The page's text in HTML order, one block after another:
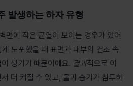
발생하는 하자 유형
면에 작은 균열이 보이는 경우가 있어
도포했을 때 표면과 내부의 건조 속
생기기 때문이에요. 결과적으로 이
더 커질 수 있고, 물과 습기가 침투하